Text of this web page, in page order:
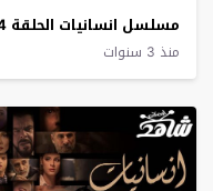
مسلسل انسانيات الحلقة 14
منذ 3 سنوات